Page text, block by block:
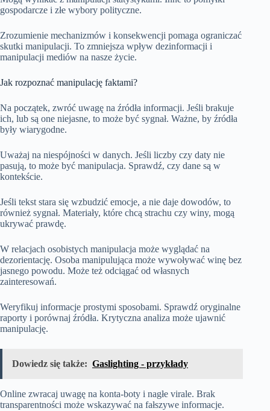
gospodarcze i złe wybory polityczne.
Zrozumienie mechanizmów i konsekwencji pomaga ograniczać
skutki manipulacji. To zmniejsza wpływ dezinformacji i
manipulacji mediów na nasze życie.
Jak rozpoznać manipulację faktami?
Na początek, zwróć uwagę na źródła informacji. Jeśli brakuje
ich, lub są one niejasne, to może być sygnał. Ważne, by źródła
były wiarygodne.
Uważaj na niespójności w danych. Jeśli liczby czy daty nie
pasują, to może być manipulacja. Sprawdź, czy dane są w
kontekście.
Jeśli tekst stara się wzbudzić emocje, a nie daje dowodów, to
również sygnał. Materiały, które chcą strachu czy winy, mogą
ukrywać prawdę.
W relacjach osobistych manipulacja może wyglądać na
dezorientację. Osoba manipulująca może wywoływać winę bez
jasnego powodu. Może też odciągać od własnych
zainteresowań.
Weryfikuj informacje prostymi sposobami. Sprawdź oryginalne
raporty i porównaj źródła. Krytyczna analiza może ujawnić
manipulację.
Dowiedz się także: Gaslighting - przykłady
Online zwracaj uwagę na konta-boty i nagłe virale. Brak
transparentności może wskazywać na fałszywe informacje.